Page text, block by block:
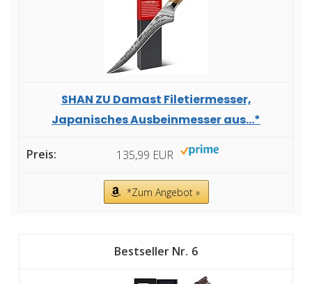
SHAN ZU Damast Filetiermesser,
Japanisches Ausbeinmesser aus...*
135,99 EUR
*Zum Angebot »
6